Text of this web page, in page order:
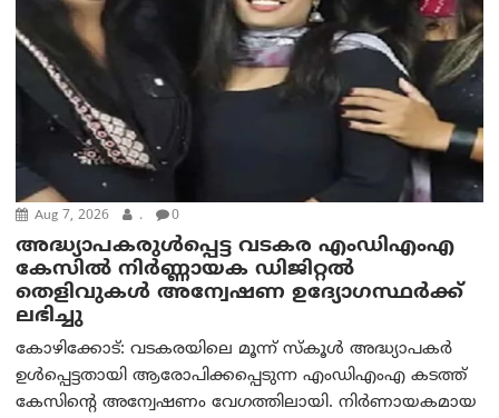
Aug 7, 2026 . 0
അദ്ധ്യാപകരുള്‍പ്പെട്ട വടകര എംഡി‌എം‌എ
കേസില്‍ നിര്‍ണ്ണായക ഡിജിറ്റല്‍
തെളിവുകള്‍ അന്വേഷണ ഉദ്യോഗസ്ഥര്‍ക്ക്
ലഭിച്ചു
കോഴിക്കോട്: വടകരയിലെ മൂന്ന് സ്കൂൾ അദ്ധ്യാപകർ
ഉൾപ്പെട്ടതായി ആരോപിക്കപ്പെടുന്ന എംഡിഎംഎ കടത്ത്
കേസിന്റെ അന്വേഷണം വേഗത്തിലായി. നിർണായകമായ